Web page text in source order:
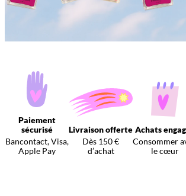
Paiement
sécurisé
Bancontact, Visa,
Apple Pay
Livraison offerte
Dès 150 €
d’achat
Achats
Consommer
le cœur